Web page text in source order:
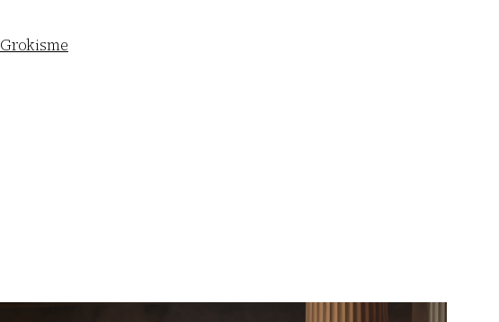
Grokisme